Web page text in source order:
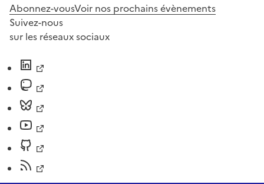
Abonnez-vousVoir nos prochains évènements
Suivez-nous
sur les réseaux sociaux